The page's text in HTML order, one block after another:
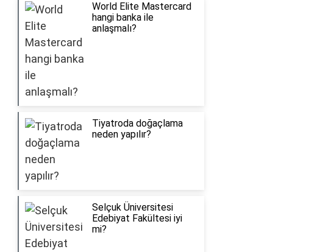
World Elite Mastercard
hangi banka ile
anlaşmalı?
Tiyatroda doğaçlama
neden yapılır?
Selçuk Üniversitesi
Edebiyat Fakültesi iyi
mi?